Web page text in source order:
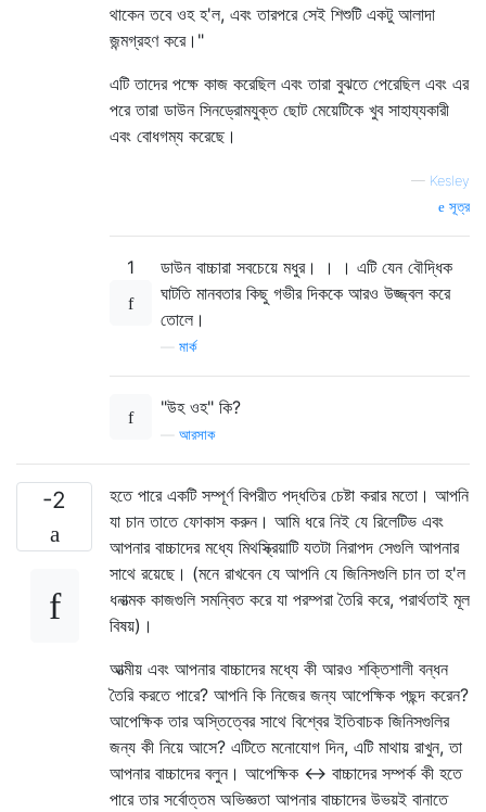
থাকেন তবে ওহ হ'ল, এবং তারপরে সেই শিশুটি একটু আলাদা
জন্মগ্রহণ করে।"
এটি তাদের পক্ষে কাজ করেছিল এবং তারা বুঝতে পেরেছিল এবং এর
পরে তারা ডাউন সিনড্রোমযুক্ত ছোট মেয়েটিকে খুব সাহায্যকারী
এবং বোধগম্য করেছে।
— Kesley
সূত্র
1
ডাউন বাচ্চারা সবচেয়ে মধুর। । । এটি যেন বৌদ্ধিক
ঘাটতি মানবতার কিছু গভীর দিককে আরও উজ্জ্বল করে
তোলে।
মার্ক
"উহ ওহ" কি?
আরসাক
-2
হতে পারে একটি সম্পূর্ণ বিপরীত পদ্ধতির চেষ্টা করার মতো। আপনি
যা চান তাতে ফোকাস করুন। আমি ধরে নিই যে রিলেটিভ এবং
আপনার বাচ্চাদের মধ্যে মিথস্ক্রিয়াটি যতটা নিরাপদ সেগুলি আপনার
সাথে রয়েছে। (মনে রাখবেন যে আপনি যে জিনিসগুলি চান তা হ'ল
ধনাত্মক কাজগুলি সমন্বিত করে যা পরম্পরা তৈরি করে, পরার্থতাই মূল
বিষয়)।
আত্মীয় এবং আপনার বাচ্চাদের মধ্যে কী আরও শক্তিশালী বন্ধন
তৈরি করতে পারে? আপনি কি নিজের জন্য আপেক্ষিক পছন্দ করেন?
আপেক্ষিক তার অস্তিত্বের সাথে বিশ্বের ইতিবাচক জিনিসগুলির
জন্য কী নিয়ে আসে? এটিতে মনোযোগ দিন, এটি মাথায় রাখুন, তা
আপনার বাচ্চাদের বলুন। আপেক্ষিক <-> বাচ্চাদের সম্পর্ক কী হতে
পারে তার সর্বোত্তম অভিজ্ঞতা আপনার বাচ্চাদের উভয়ই বানাতে